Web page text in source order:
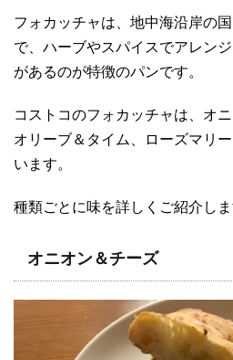
フォカッチャは、地中海沿岸の
で、ハーブやスパイスでアレン
があるのが特徴のパンです。
コストコのフォカッチャは、オ
オリーブ＆タイム、ローズマリ
います。
種類ごとに味を詳しくご紹介しま
オニオン＆チーズ